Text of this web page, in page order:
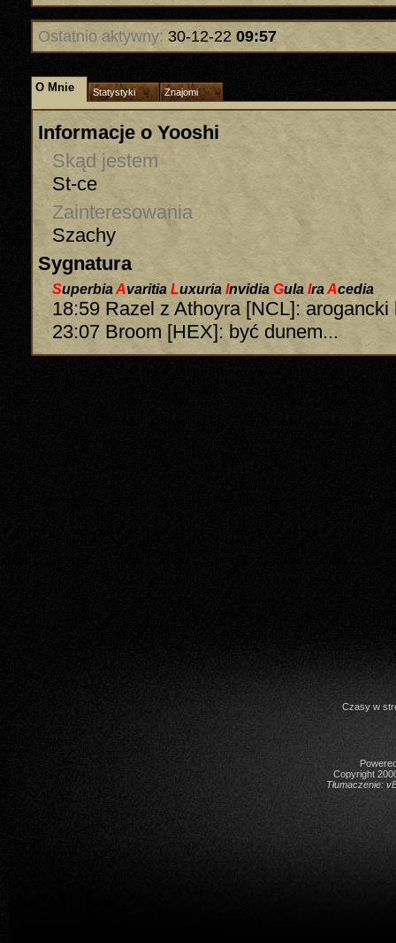
Ostatnio aktywny: 30-12-22 09:57
O Mnie Statystyki Znajomi
Informacje o Yooshi
Skąd jestem
St-ce
Zainteresowania
Szachy
Sygnatura
SuperbiaAvaritia Luxuria Invidia Gula IraAcedia
18:59 Razel z Athoyra [NCL]: arogancki
23:07 Broom [HEX]: być dunem...
Czasy w
Copyright
Tłumaczenie: